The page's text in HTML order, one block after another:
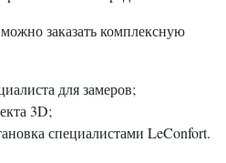
заказать комплексную
для замеров;
3D;
специалистами LeConfort.